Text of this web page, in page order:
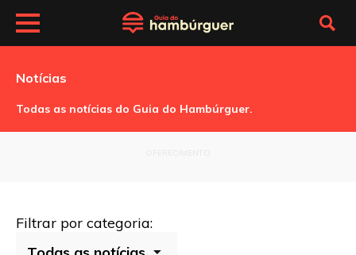
Notícias
Todas as notícias do Guia do Hambúrguer.
Filtrar por categoria: